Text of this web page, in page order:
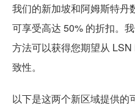
我们的新加坡和阿姆斯特丹
可享受高达 50% 的折扣。
方法可以获得您期望从
致性。
以下是这两个新区域提供的